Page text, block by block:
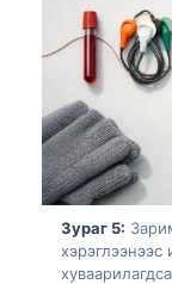
Зураг 5:
хэрэглээнээс
سنڌي
සිංහල
অসমীয়া
Galego
Latviešu
Euskara